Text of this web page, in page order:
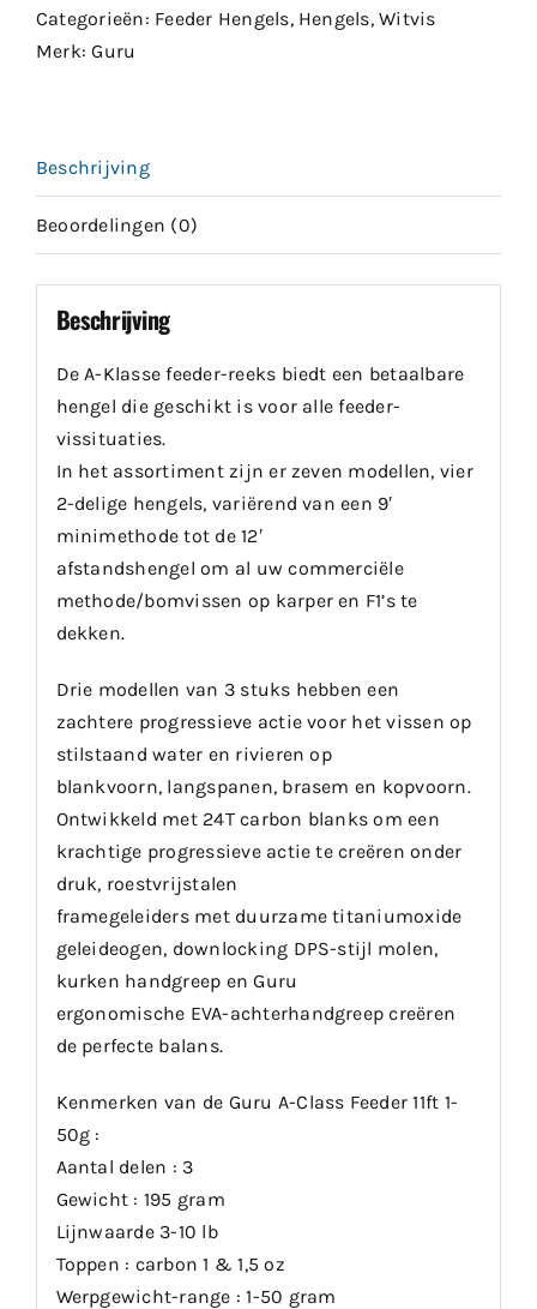
Categorieën: Feeder Hengels, Hengels,Witvis
Merk:Guru
Beschrijving
Beoordelingen (0)
Beschrijving
De A-Klasse feeder-reeks biedt een betaalbare
hengel die geschikt is voor alle feeder-
vissituaties.
In het assortiment zijn er zeven modellen, vier
2-delige hengels, variërend van een 9′
minimethode tot de 12′
afstandshengel om al uw commerciële
methode/bomvissen op karper en F1’s te
dekken.
Drie modellen van 3 stuks hebben een
zachtere progressieve actie voor het vissen op
stilstaand water en rivieren op
blankvoorn, langspanen, brasem en kopvoorn.
Ontwikkeld met 24T carbon blanks om een ​​
krachtige progressieve actie te creëren onder
druk, roestvrijstalen
framegeleiders met duurzame titaniumoxide
geleideogen, downlocking DPS-stijl molen,
kurken handgreep en Guru
ergonomische EVA-achterhandgreep creëren
de perfecte balans.
Kenmerken van de Guru A-Class Feeder 11ft 1-
50g :
Aantal delen : 3
Gewicht : 195 gram
Lijnwaarde 3-10 lb
Toppen : carbon 1 & 1,5 oz
Werpgewicht-range : 1-50 gram